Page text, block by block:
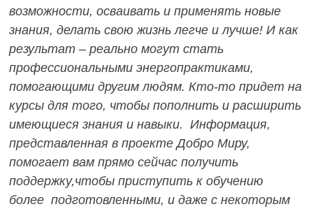
возможности, осваивать и применять новые
знания, делать свою жизнь легче и лучше! И как
результат – реально могут стать
профессиональными энергопрактиками,
помогающими другим людям. Кто-то придет на
курсы для того, чтобы пополнить и расширить
имеющиеся знания и навыки. Информация,
представленная в проекте Добро Миру,
помогает вам прямо сейчас получить
поддержку,чтобы приступить к обучению
более подготовленными, и даже с некоторым